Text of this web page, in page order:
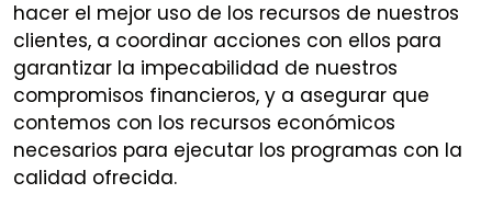
hacer el mejor uso de los recursos de nuestros
clientes, a coordinar acciones con ellos para
garantizar la impecabilidad de nuestros
compromisos financieros, y a asegurar que
contemos con los recursos económicos
necesarios para ejecutar los programas con la
calidad ofrecida.